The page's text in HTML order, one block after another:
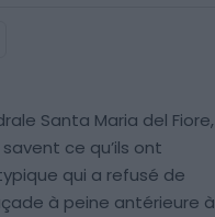
Santa Maria del Fiore,
ce qu’ils ont
qui a refusé de
à peine antérieure à